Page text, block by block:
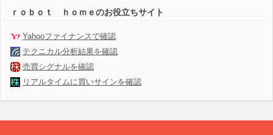
ｒｏｂｏｔ ｈｏｍｅのお役立ちサイト
Yahooファイナンスで確認
テクニカル分析結果を確認
売買シグナルを確認
リアルタイムに買いサインを確認